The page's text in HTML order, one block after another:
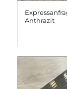
Anthrazit